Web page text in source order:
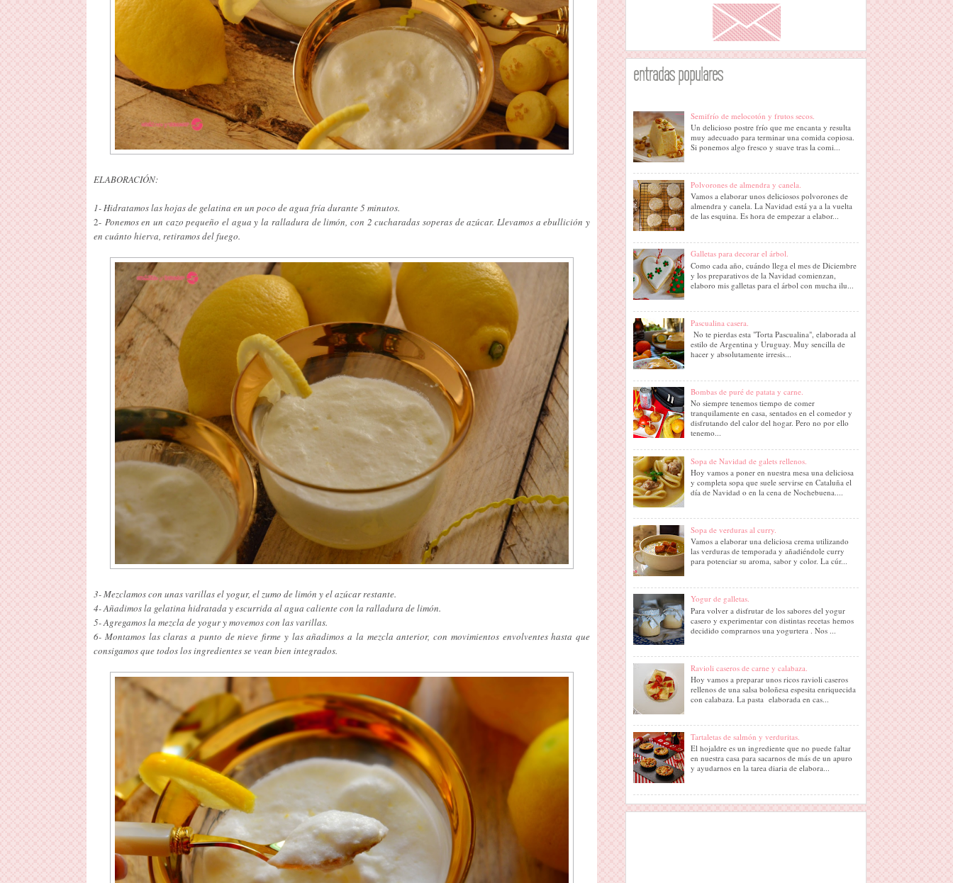
ELABORACIÓN:
1- Hidratamos las hojas de gelatina en un poco de agua fría durante 5 minutos.
2- Ponemos en un cazo pequeño el agua y la ralladura de limón, con 2 cucharadas soperas de azúcar. Llevamos a ebullición y
en cuánto hierva, retiramos del fuego.
3- Mezclamos con unas varillas el yogur, el zumo de limón y el azúcar restante.
4- Añadimos la gelatina hidratada y escurrida al agua caliente con la ralladura de limón.
5- Agregamos la mezcla de yogur y movemos con las varillas.
6- Montamos las claras a punto de nieve firme y las añadimos a la mezcla anterior, con movimientos envolventes hasta que
consigamos que todos los ingredientes se vean bien integrados.
entradas populares
Semifrío de melocotón y frutos secos.
Un delicioso postre frío que me encanta y resulta
muy adecuado para terminar una comida copiosa.
Si ponemos algo fresco y suave tras la comi...
Polvorones de almendra y canela.
Vamos a elaborar unos deliciosos polvorones de
almendra y canela. La Navidad está ya a la vuelta
de las esquina. Es hora de empezar a elabor...
Galletas para decorar el árbol.
Como cada año, cuándo llega el mes de Diciembre
y los preparativos de la Navidad comienzan,
elaboro mis galletas para el árbol con mucha ilu...
Pascualina casera.
No te pierdas esta "Torta Pascualina", elaborada al
estilo de Argentina y Uruguay. Muy sencilla de
hacer y absolutamente irresis...
Bombas de puré de patata y carne.
No siempre tenemos tiempo de comer
tranquilamente en casa, sentados en el comedor y
disfrutando del calor del hogar. Pero no por ello
tenemo...
Sopa de Navidad de galets rellenos.
Hoy vamos a poner en nuestra mesa una deliciosa
y completa sopa que suele servirse en Cataluña el
día de Navidad o en la cena de Nochebuena....
Sopa de verduras al curry.
Vamos a elaborar una deliciosa crema utilizando
las verduras de temporada y añadiéndole curry
para potenciar su aroma, sabor y color. La cúr...
Yogur de galletas.
Para volver a disfrutar de los sabores del yogur
casero y experimentar con distintas recetas hemos
decidido comprarnos una yogurtera . Nos ...
Ravioli caseros de carne y calabaza.
Hoy vamos a preparar unos ricos ravioli caseros
rellenos de una salsa boloñesa espesita enriquecida
con calabaza. La pasta elaborada en cas...
Tartaletas de salmón y verduritas.
El hojaldre es un ingrediente que no puede faltar
en nuestra casa para sacarnos de más de un apuro
y ayudarnos en la tarea diaria de elabora...